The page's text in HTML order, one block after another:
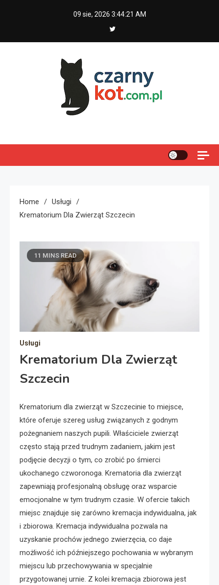
09 sie, 2026 3:44:22 AM
Home
Usługi
Krematorium Dla Zwierząt Szczecin
11 MINS READ
Usługi
Krematorium Dla Zwierząt
Szczecin
Krematorium dla zwierząt w Szczecinie to miejsce,
które oferuje szereg usług związanych z godnym
pożegnaniem naszych pupili. Właściciele zwierząt
często stają przed trudnym zadaniem, jakim jest
podjęcie decyzji o tym, co zrobić po śmierci
ukochanego czworonoga. Krematoria dla zwierząt
zapewniają profesjonalną obsługę oraz wsparcie
emocjonalne w tym trudnym czasie. W ofercie takich
miejsc znajduje się zarówno kremacja indywidualna, jak
i zbiorowa. Kremacja indywidualna pozwala na
uzyskanie prochów jednego zwierzęcia, co daje
możliwość ich późniejszego pochowania w wybranym
miejscu lub przechowywania w specjalnie
przygotowanej urnie. Z kolei kremacja zbiorowa jest